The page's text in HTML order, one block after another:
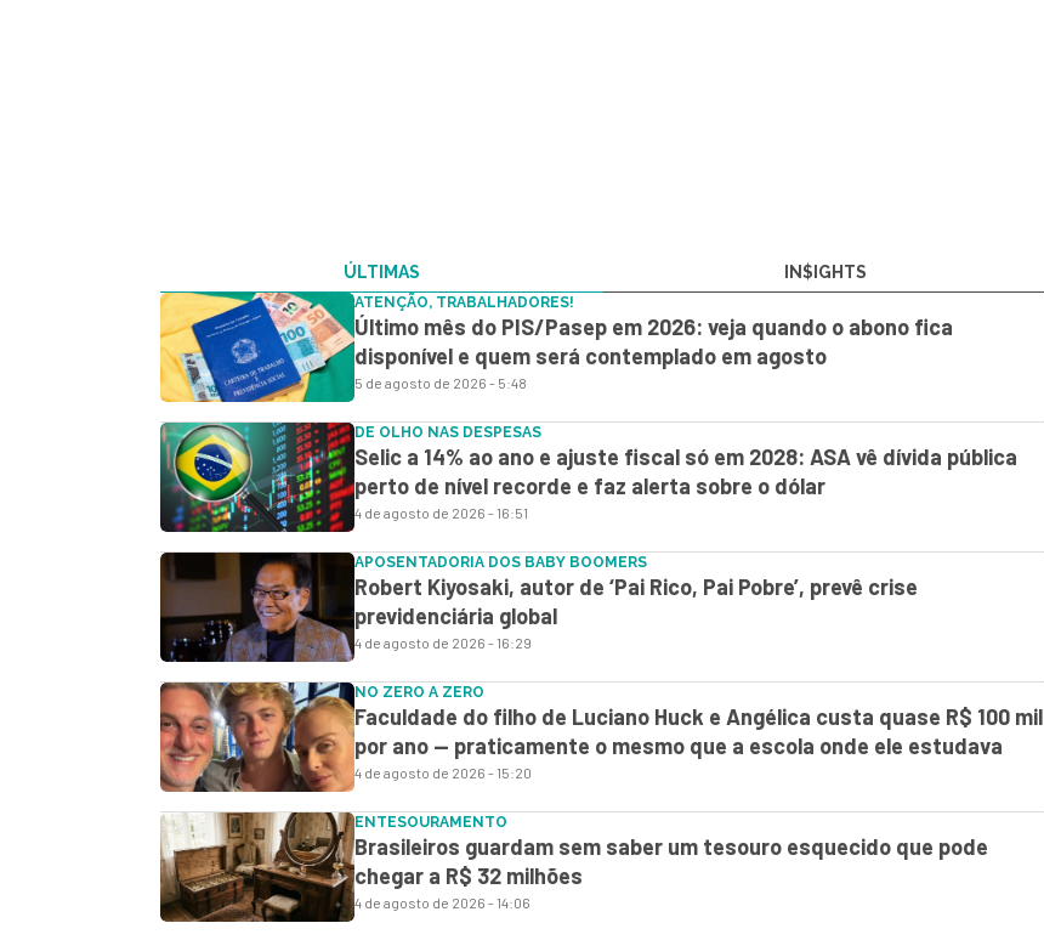
ÚLTIMAS IN$IGHTS
ATENÇÃO, TRABALHADORES!
Último mês do PIS/Pasep em 2026: veja quando o abono fica
disponível e quem será contemplado em agosto
5 de agosto de 2026 - 5:48
DE OLHO NAS DESPESAS
Selic a 14% ao ano e ajuste fiscal só em 2028: ASA vê dívida pública
perto de nível recorde e faz alerta sobre o dólar
4 de agosto de 2026 - 16:51
APOSENTADORIA DOS BABY BOOMERS
Robert Kiyosaki, autor de ‘Pai Rico, Pai Pobre’, prevê crise
previdenciária global
4 de agosto de 2026 - 16:29
NO ZERO A ZERO
Faculdade do filho de Luciano Huck e Angélica custa quase R$ 100 mil
por ano — praticamente o mesmo que a escola onde ele estudava
4 de agosto de 2026 - 15:20
ENTESOURAMENTO
Brasileiros guardam sem saber um tesouro esquecido que pode
chegar a R$ 32 milhões
4 de agosto de 2026 - 14:06